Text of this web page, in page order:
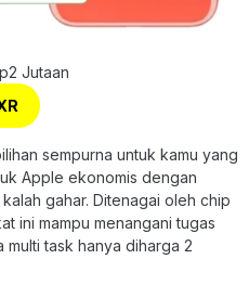
Jutaan
sempurna untuk kamu yang
Apple ekonomis dengan
gahar. Ditenagai oleh chip
ini mampu menangani tugas
multi task hanya diharga 2